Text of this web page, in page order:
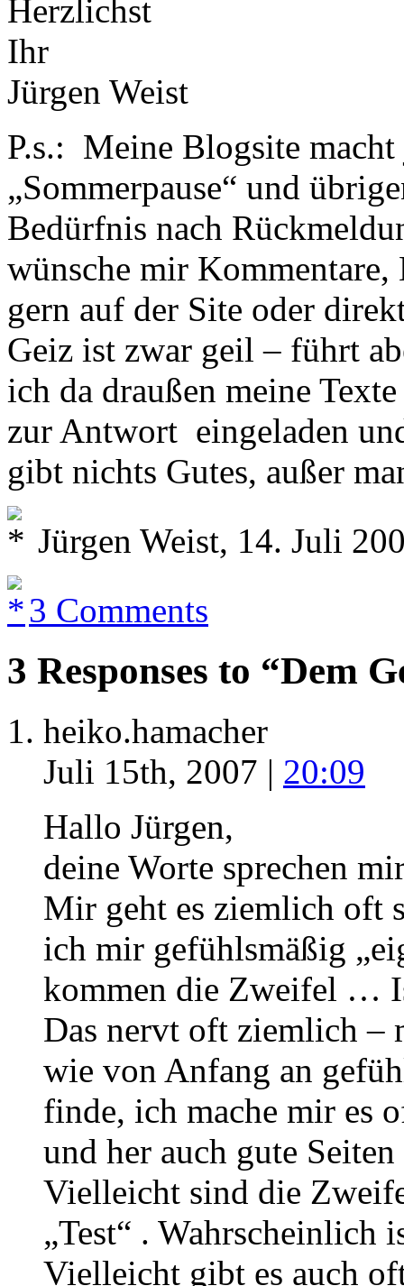
Herzlichst
Ihr
Jürgen Weist
P.s.: Meine Blogsite
„Sommerpause“ und
Bedürfnis nach
wünsche mir
gern auf der Site oder
Geiz ist zwar geil – führt
ich da draußen meine
zur Antwort eingeladen
gibt nichts Gutes, außer
Jürgen Weist, 14. Juli
3 Comments
3 Responses to “Dem
heiko.hamacher
Juli 15th, 2007 | 20:09
Hallo Jürgen,
deine Worte sprechen
Mir geht es ziemlich oft
ich mir gefühlsmäßig
kommen die Zweifel …
Das nervt oft ziemlich –
wie von Anfang an
finde, ich mache mir es
und her auch gute Seiten
Vielleicht sind die
„Test“ . Wahrscheinlich
Vielleicht gibt es auch